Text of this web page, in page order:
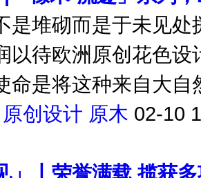
|「橡木·流迹」系列
是堆砌而是于未见
以待欧洲原创花色
命是将这种来自大
原创设计 原木